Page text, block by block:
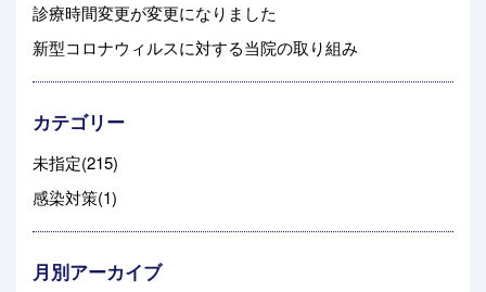
診療時間変更が変更になりました
新型コロナウィルスに対する当院の取り組み
カテゴリー
未指定(215)
感染対策(1)
月別アーカイブ